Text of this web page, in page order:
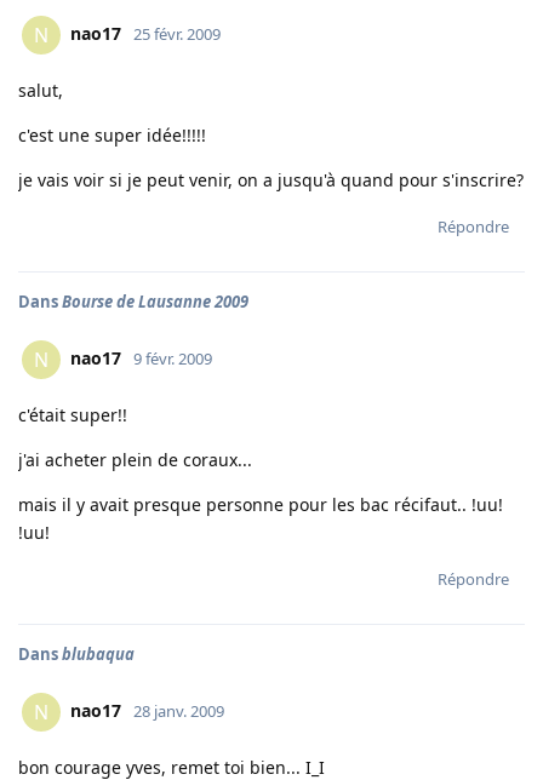
N nao17 25 févr. 2009
salut,
c'est une super idée!!!!!
je vais voir si je peut venir, on a jusqu'à quand pour s'inscrire?
Répondre
DansBourse de Lausanne 2009
N nao17 9 févr. 2009
c'était super!!
j'ai acheter plein de coraux...
mais il y avait presque personne pour les bac récifaut.. !uu!
!uu!
Répondre
Dansblubaqua
N nao17 28 janv. 2009
bon courage yves, remet toi bien... I_I